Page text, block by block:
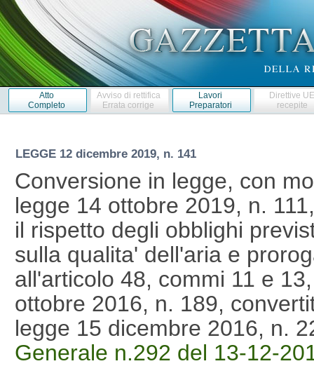
Atto
Completo
Avviso di rettifica
Errata corrige
Lavori
Preparatori
Direttive
recepite
LEGGE 12 dicembre 2019, n. 141
Conversione in legge, con
legge 14 ottobre 2019, n.
il rispetto degli obblighi
sulla qualita' dell'aria e
all'articolo 48, commi 11 e
ottobre 2016, n. 189,
legge 15 dicembre 2016, n.
Generale n.292 del 13-12-